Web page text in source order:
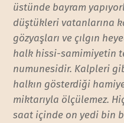
üstünde bayram
düştükleri vatanlarına
gözyaşları ve çılgın
halk hissi-samimiyetin
numunesidir. Kalpleri
halkın gösterdiği
miktarıyla ölçülemez.
saat içinde on yedi bin